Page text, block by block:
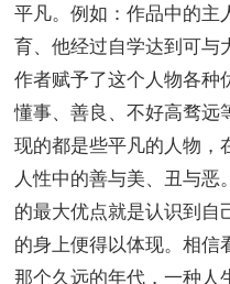
平凡。例如：作品中的主
育、他经过自学达到可与
作者赋予了这个人物各种
懂事、善良、不好高骛远
现的都是些平凡的人物，
人性中的善与美、丑与恶
的最大优点就是认识到自
的身上便得以体现。相信
那个久远的年代，一种人